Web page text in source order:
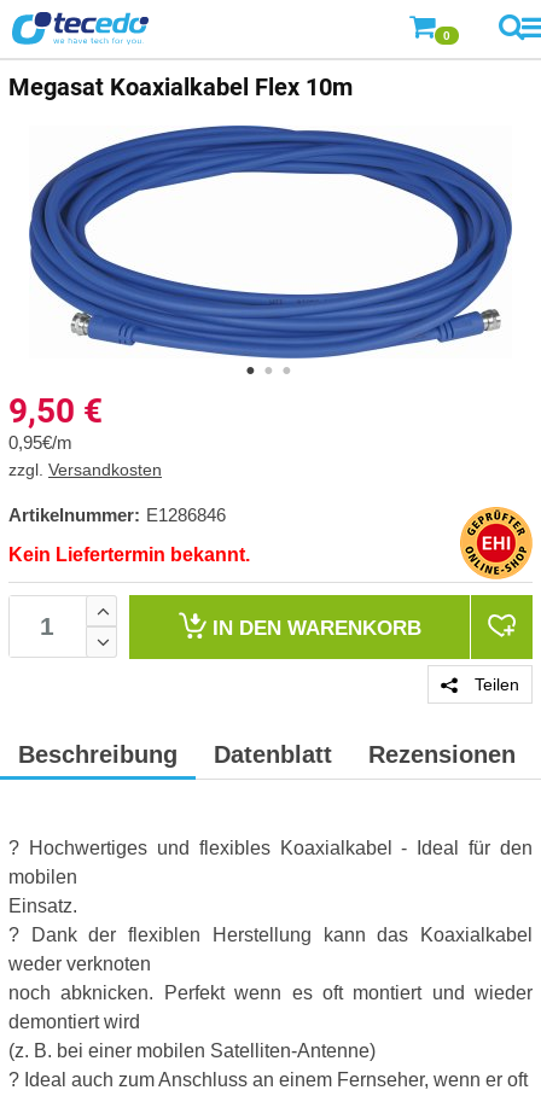
0
Megasat Koaxialkabel Flex 10m
9,50 €
0,95€/m
zzgl. Versandkosten
Artikelnummer: E1286846
Kein Liefertermin bekannt.
IN DEN WARENKORB
Teilen
Beschreibung Datenblatt Rezensionen
? Hochwertiges und flexibles Koaxialkabel - Ideal für den
mobilen
Einsatz.
? Dank der flexiblen Herstellung kann das Koaxialkabel
weder verknoten
noch abknicken. Perfekt wenn es oft montiert und wieder
demontiert wird
(z. B. bei einer mobilen Satelliten-Antenne)
? Ideal auch zum Anschluss an einem Fernseher, wenn er oft